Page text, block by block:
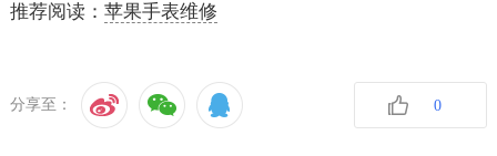
推荐阅读： 苹果手表维修
分享至： 0